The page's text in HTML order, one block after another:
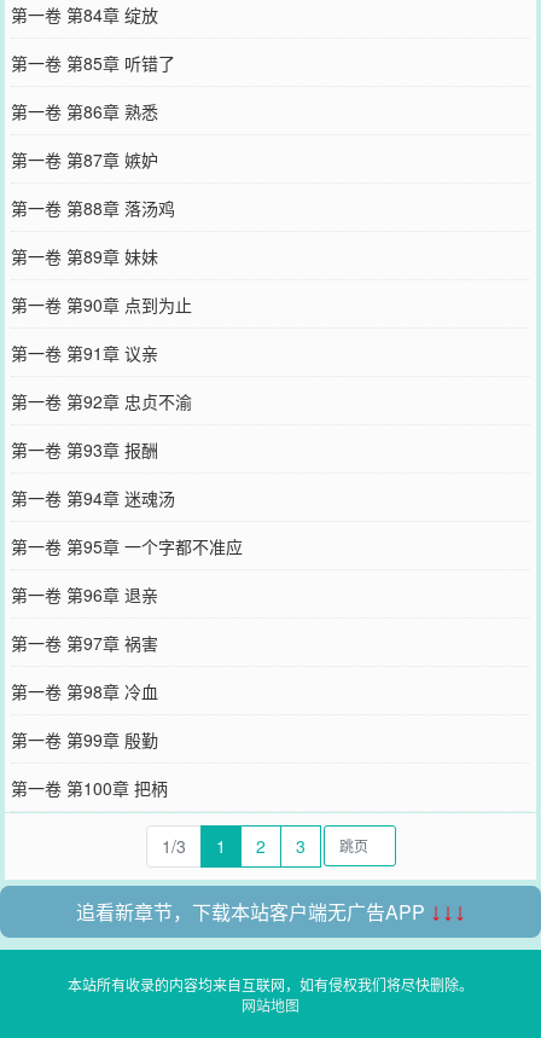
第一卷 第84章 绽放
第一卷 第85章 听错了
第一卷 第86章 熟悉
第一卷 第87章 嫉妒
第一卷 第88章 落汤鸡
第一卷 第89章 妹妹
第一卷 第90章 点到为止
第一卷 第91章 议亲
第一卷 第92章 忠贞不渝
第一卷 第93章 报酬
第一卷 第94章 迷魂汤
第一卷 第95章 一个字都不准应
第一卷 第96章 退亲
第一卷 第97章 祸害
第一卷 第98章 冷血
第一卷 第99章 殷勤
第一卷 第100章 把柄
1/3 1 2 3
追看新章节，下载本站客户端无广告APP ↓↓↓
本站所有收录的内容均来自互联网，如有侵权我们将尽快删除。
网站地图